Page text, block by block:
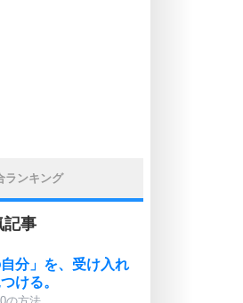
ランキング
記事
自分」を、受け入れ
ける。